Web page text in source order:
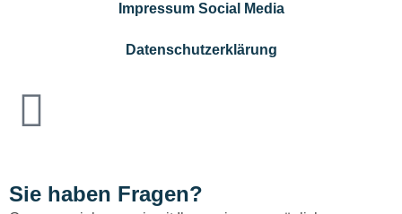
Impressum Social Media
Datenschutzerklärung
Sie haben Fragen?